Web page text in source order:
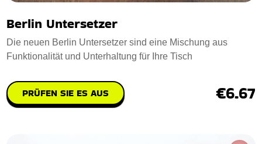
Berlin Untersetzer
Die neuen Berlin Untersetzer sind eine Mischung aus
Funktionalität und Unterhaltung für Ihre Tisch
PRÜFEN SIE ES AUS €6.67